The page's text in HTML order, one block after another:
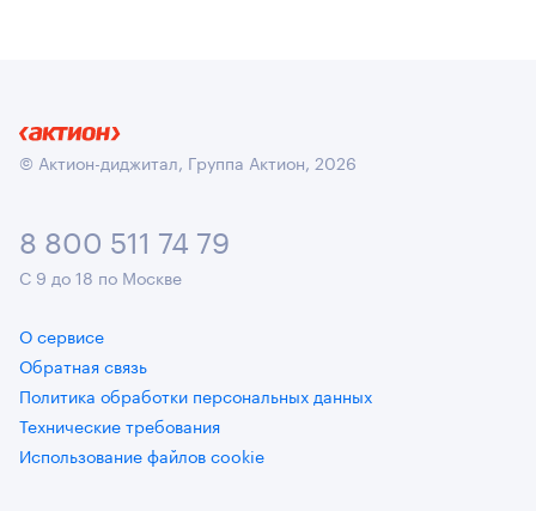
© Актион-диджитал, Группа Актион, 2026
8 800 511 74 79
С 9 до 18 по Москве
О сервисе
Обратная связь
Политика обработки персональных данных
Технические требования
Использование файлов cookie